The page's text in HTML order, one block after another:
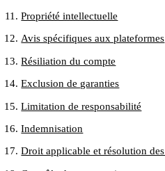
Propriété intellectuelle
Avis spécifiques aux plateformes
Résiliation du compte
Exclusion de garanties
Limitation de responsabilité
Indemnisation
Droit applicable et résolution